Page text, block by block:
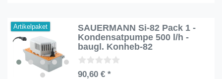
Artikelpaket
SAUERMANN Si-82 Pack 1 -
Kondensatpumpe 500 l/h -
baugl. Konheb-82
90,60 € *